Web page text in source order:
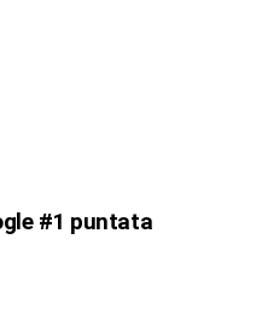
#1 puntata